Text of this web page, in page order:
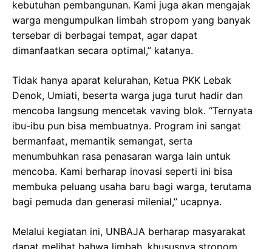
kebutuhan pembangunan. Kami juga akan mengajak
warga mengumpulkan limbah stropom yang banyak
tersebar di berbagai tempat, agar dapat
dimanfaatkan secara optimal,” katanya.
Tidak hanya aparat kelurahan, Ketua PKK Lebak
Denok, Umiati, beserta warga juga turut hadir dan
mencoba langsung mencetak vaving blok. “Ternyata
ibu-ibu pun bisa membuatnya. Program ini sangat
bermanfaat, memantik semangat, serta
menumbuhkan rasa penasaran warga lain untuk
mencoba. Kami berharap inovasi seperti ini bisa
membuka peluang usaha baru bagi warga, terutama
bagi pemuda dan generasi milenial,” ucapnya.
Melalui kegiatan ini, UNBAJA berharap masyarakat
dapat melihat bahwa limbah, khususnya stropom,